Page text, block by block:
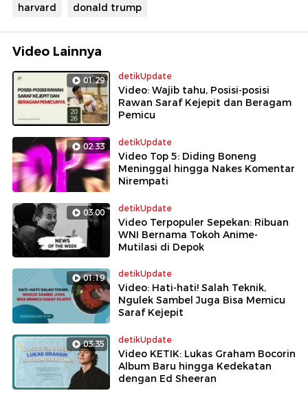
harvard donald trump
Video Lainnya
01:29 detikUpdate
Video: Wajib tahu, Posisi-posisi
Rawan Saraf Kejepit dan Beragam
Pemicu
02:33 detikUpdate
Video Top 5: Diding Boneng
Meninggal hingga Nakes Komentar
Nirempati
03:00 detikUpdate
Video Terpopuler Sepekan: Ribuan
WNI Bernama Tokoh Anime-
Mutilasi di Depok
01:19 detikUpdate
Video: Hati-hati! Salah Teknik,
Ngulek Sambel Juga Bisa Memicu
Saraf Kejepit
03:35 detikUpdate
Video KETIK: Lukas Graham Bocorin
Album Baru hingga Kedekatan
dengan Ed Sheeran